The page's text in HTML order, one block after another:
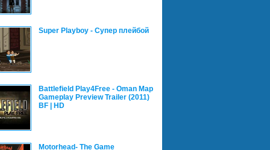
Super Playboy - Супер плейбой
Battlefield Play4Free - Oman Map
Gameplay Preview Trailer (2011)
BF | HD
Motorhead- The Game